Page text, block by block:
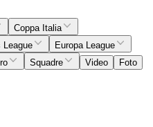
Coppa Italia
League
Europa League
Squadre Video
Foto